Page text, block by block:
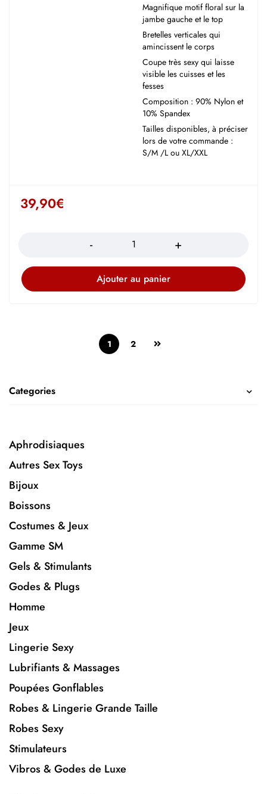
Categories
Aphrodisiaques
Autres Sex Toys
Bijoux
Boissons
Costumes & Jeux
Gamme SM
Gels & Stimulants
Godes & Plugs
Homme
Jeux
Lingerie Sexy
Lubrifiants & Massages
Poupées Gonflables
Robes & Lingerie Grande Taille
Robes Sexy
Stimulateurs
Vibros & Godes de Luxe
Magnifique motif floral sur la
jambe gauche et le top
Bretelles verticales qui
amincissent le corps
Coupe très sexy qui laisse
visible les cuisses et les
fesses
Composition : 90% Nylon et
10% Spandex
Tailles disponibles, à préciser
lors de votre commande :
S/M /L ou XL/XXL
39,90€
Ajouter au panier
1 2